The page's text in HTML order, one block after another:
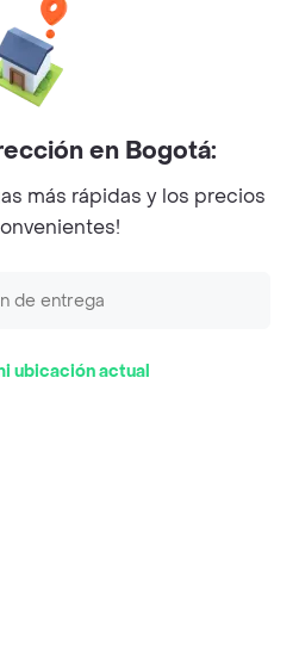
en Bogotá:
más rápidas y los precios
ubicación actual